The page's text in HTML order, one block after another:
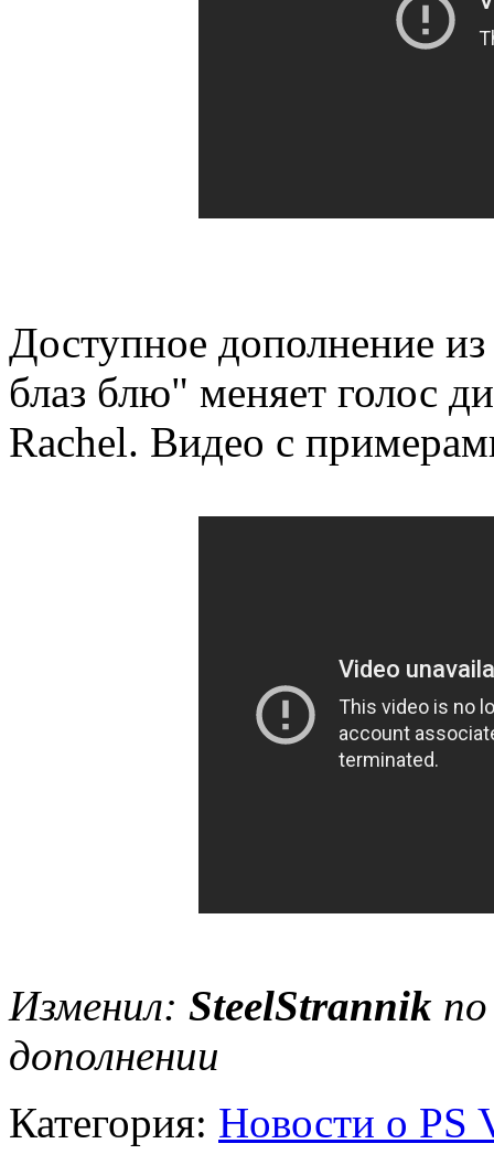
Доступное дополнение
блаз блю" меняет голос
Rachel. Видео с
Изменил: SteelStrannik
дополнении
Категория: Новости о PS